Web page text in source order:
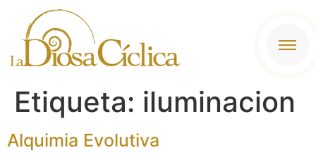
contenido
Etiqueta: iluminacion
Alquimia Evolutiva